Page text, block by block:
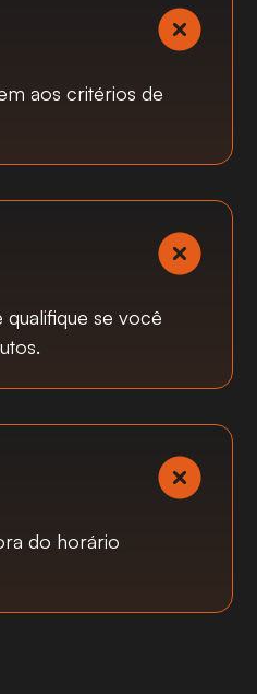
aos critérios de
qualifique se você
do horário